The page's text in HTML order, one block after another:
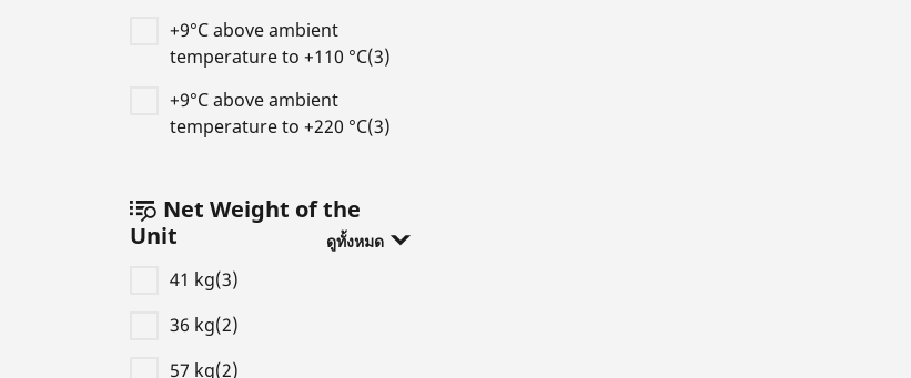
+9°C above ambient
temperature to +110 °C(3)
+9°C above ambient
temperature to +220 °C(3)
Net Weight of the
Unit
ดูทั้งหมด
41 kg(3)
36 kg(2)
57 kg(2)